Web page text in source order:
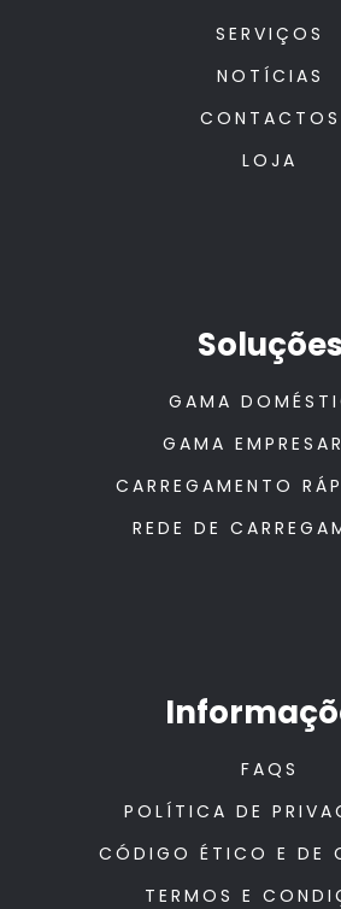
SERVIÇOS
NOTÍCIAS
CONTACTOS
LOJA
Soluções
GAMA
GAMA
CARREGAMENTO
REDE DE
FAQS
POLÍTICA DE
CÓDIGO ÉTICO E DE
TERMOS E